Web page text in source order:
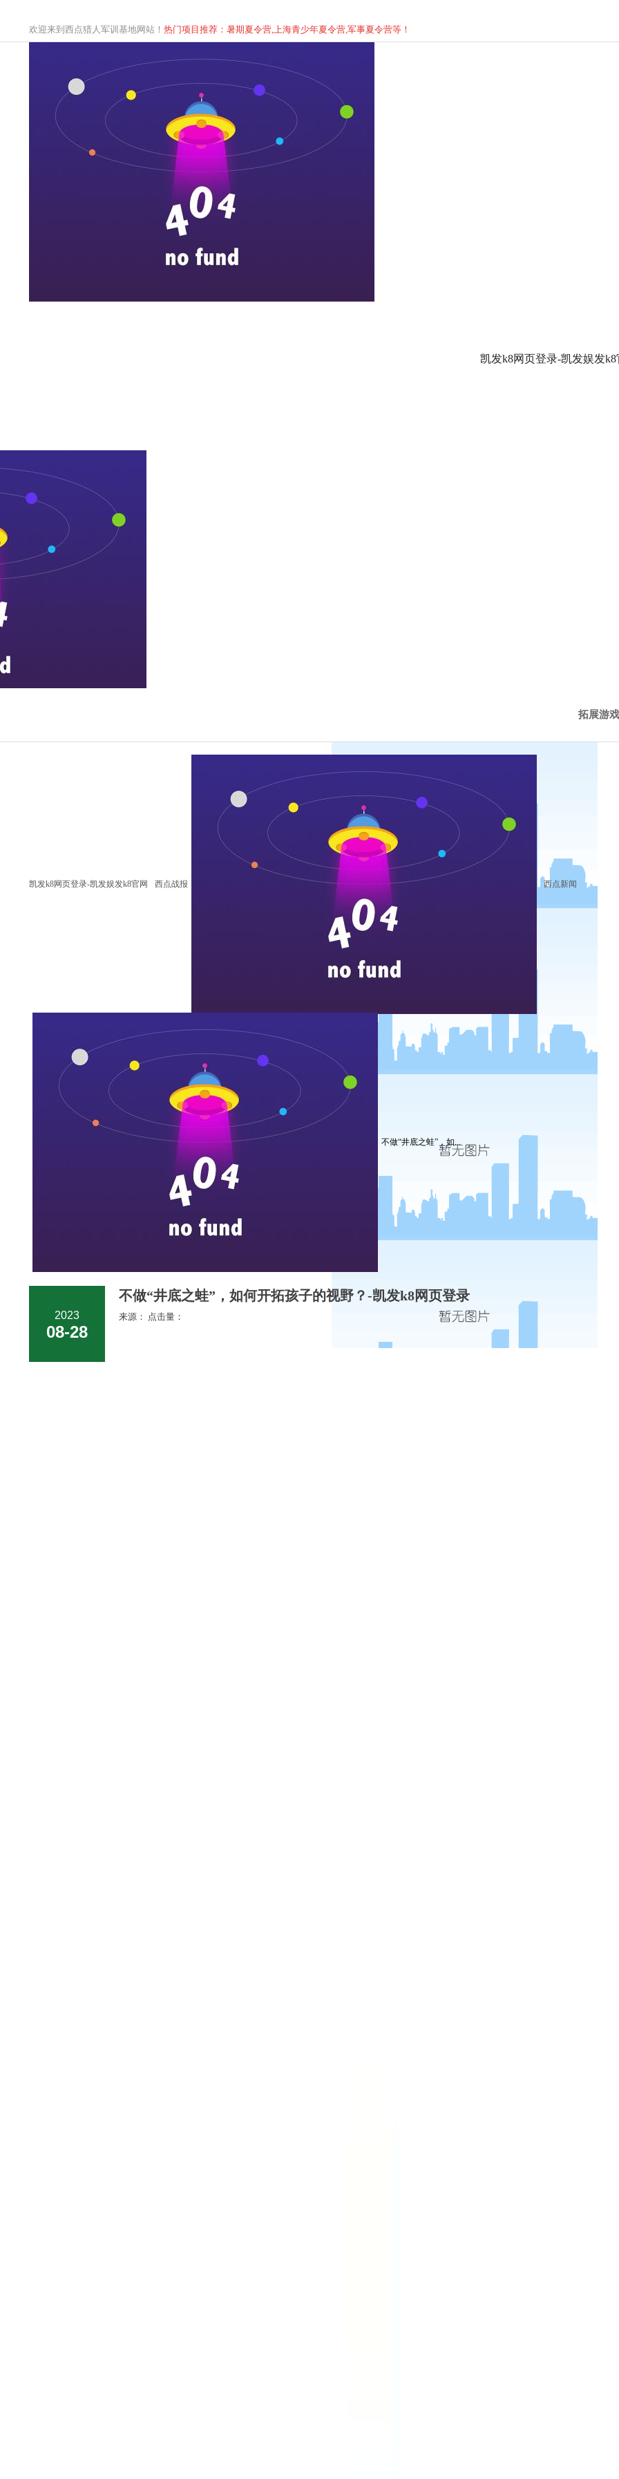
欢迎来到西点猎人军训基地网站！ 热门项目推荐：暑期夏令营,上海青少年夏令营,军事夏令营等！
凯发k8网页登录-凯发娱发k8
拓展游戏
历程下载
凯发k8网页登录-凯发娱发k8官网 西点战报 西点新闻
不做“井底之蛙”，如...
2023
08-28
不做“井底之蛙”，如何开拓孩子的视野？-凯发k8网页登录
来源： 点击量：